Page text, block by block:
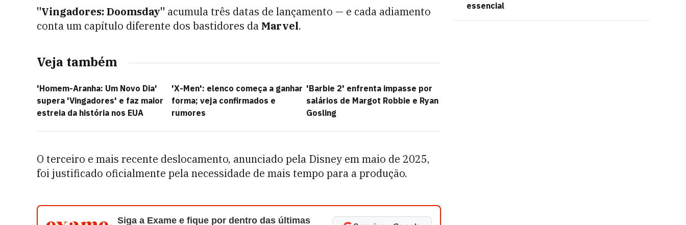
"Vingadores: Doomsday" acumula três datas de lançamento — e cada adiamento
conta um capítulo diferente dos bastidores da Marvel.
Veja também
'Homem-Aranha: Um Novo Dia'
supera 'Vingadores' e faz maior
estreia da história nos EUA
'X-Men': elenco começa a ganhar
forma; veja confirmados e
rumores
'Barbie 2' enfrenta impasse por
salários de Margot Robbie e Ryan
Gosling
O terceiro e mais recente deslocamento, anunciado pela Disney em maio de 2025,
foi justificado oficialmente pela necessidade de mais tempo para a produção.
Siga a Exame e fique por dentro das últimas
essencial